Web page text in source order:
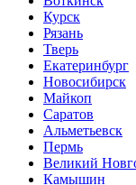
Курск
Рязань
Тверь
Екатеринбург
Новосибирск
Майкоп
Саратов
Альметьевск
Пермь
Великий
Камышин